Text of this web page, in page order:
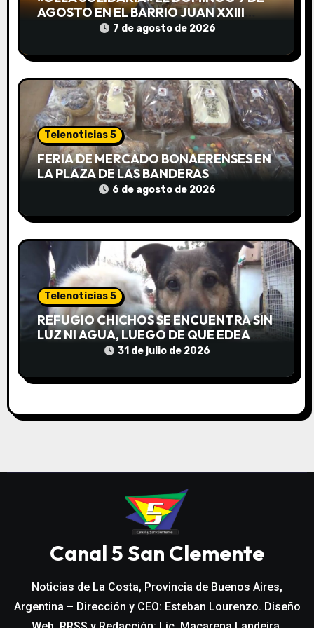
a
a
AGOSTO EN EL BARRIO JUAN XXIII
DESDE LAS 13 HS7 de agosto de 2026
Telenoticias 5
FERIA DE MERCADO BONAERENSES EN
LA PLAZA DE LAS BANDERAS
6 de agosto de 2026
Telenoticias 5
REFUGIO CHICHOS SE ENCUENTRA SIN
LUZ NI AGUA, LUEGO DE QUE EDEA
CORTARA EL SUMINISTRO SIN AVISO
31 de julio de 2026
Canal 5 San Clemente
Noticias de La Costa, Provincia de Buenos Aires,
Argentina – Dirección y CEO: Esteban Lourenzo. Diseño